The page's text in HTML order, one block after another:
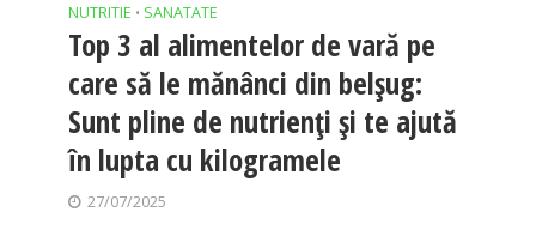
NUTRITIE • SANATATE
Top 3 al alimentelor de vară pe
care să le mănânci din belșug:
Sunt pline de nutrienți și te ajută
în lupta cu kilogramele
27/07/2025